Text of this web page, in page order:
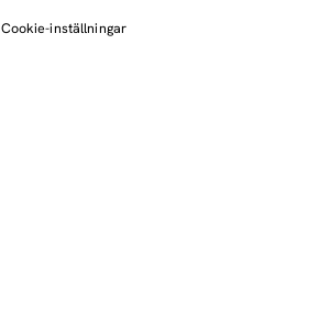
Cookie-inställningar